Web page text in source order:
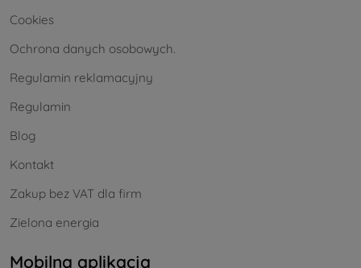
Cookies
Ochrona danych osobowych.
Regulamin reklamacyjny
Regulamin
Blog
Kontakt
Zakup bez VAT dla firm
Zielona energia
Mobilna aplikacja